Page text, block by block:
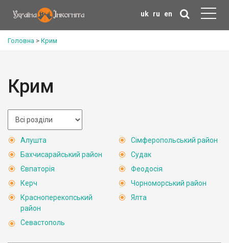
uk ru en
Головна > Крим
Крим
Алушта
Бахчисарайський район
Євпаторія
Керч
Красноперекопський
район
Севастополь
Сімферопольський район
Судак
Феодосія
Чорноморський район
Ялта